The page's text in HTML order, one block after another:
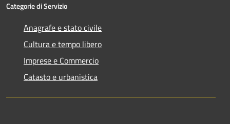
Categorie di Servizio
Anagrafe e stato civile
Cultura e tempo libero
Imprese e Commercio
Catasto e urbanistica